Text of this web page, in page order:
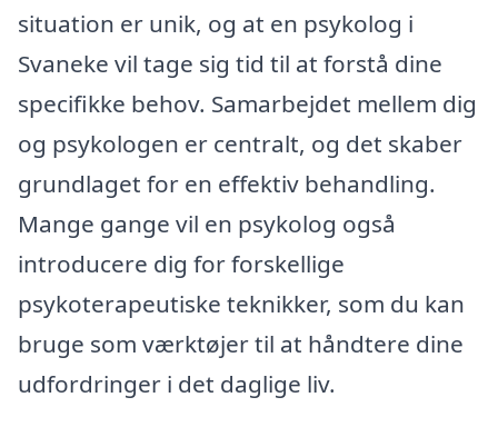
situation er unik, og at en psykolog i
Svaneke vil tage sig tid til at forstå dine
specifikke behov. Samarbejdet mellem dig
og psykologen er centralt, og det skaber
grundlaget for en effektiv behandling.
Mange gange vil en psykolog også
introducere dig for forskellige
psykoterapeutiske teknikker, som du kan
bruge som værktøjer til at håndtere dine
udfordringer i det daglige liv.